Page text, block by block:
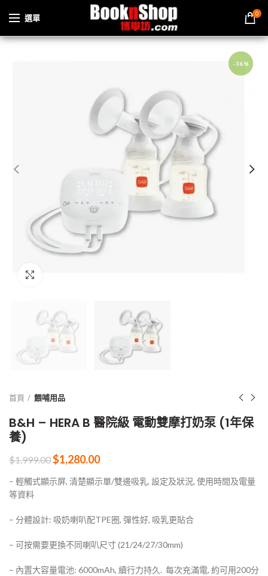
選單 0
-36%
首頁 餵哺用品
B&H – HERA B 醫院級 電動雙摩打奶泵 (1年保
養)
$1,999.00$1,280.00
– 輕觸式顯示屏, 清楚顯示單/雙邊吸乳, 設定及狀況, 使用時間及電量
等資料
– 分體設計: 吸奶喇叭配TPE圈, 彈性好, 吸乳更貼合
– 可按需要更換不同喇叭尺寸 (21/24/27/30mm)
– 內置大容量電池: 6000mAh, 續行力持久. 每次充滿電, 約可用200分